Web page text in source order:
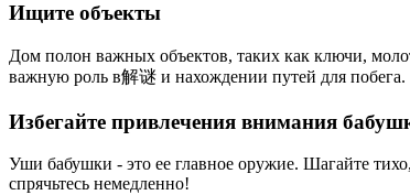
Ищите объекты
Дом полон важных объектов, таких как ключи,
важную роль в解谜 и нахождении путей для побега.
Избегайте привлечения внимания
Уши бабушки - это ее главное оружие. Шагайте
спрячьтесь немедленно!